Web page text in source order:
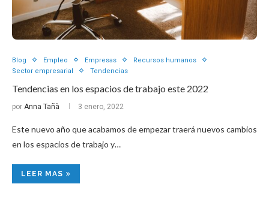
Blog Empleo Empresas
Recursos humanos
Sector empresarial
Tendencias
Tendencias en los espacios de trabajo este 2022
por Anna Tañà 3 enero, 2022
Este nuevo año que acabamos de empezar traerá nuevos cambios
en los espacios de trabajo y…
LEER MAS